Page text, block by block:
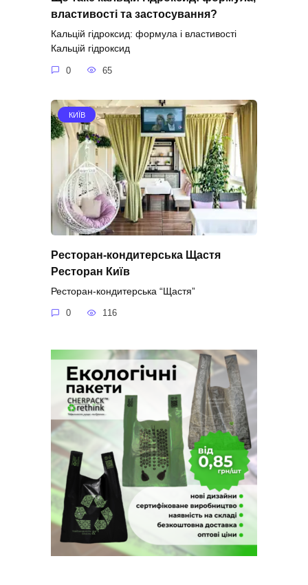
властивості та застосування?
Кальцій гідроксид: формула і властивості
Кальцій гідроксид
0 65
КИЇВ
Ресторан-кондитерська Щастя
Ресторан Київ
Ресторан-кондитерська “Щастя”
0 116